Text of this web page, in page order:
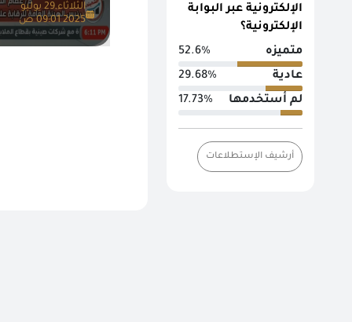
الإلكترونية عبر البوابة
الإلكترونية؟
متميزه
52.6%
عادية
29.68%
لم أستخدمها
17.73%
أرشيف الإستطلاعات
الثلاثاء,29 يوليو
2025 09:01 ص